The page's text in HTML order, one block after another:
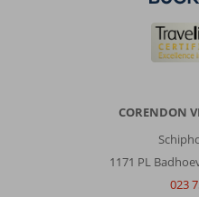
CORENDON
1171 PL
023